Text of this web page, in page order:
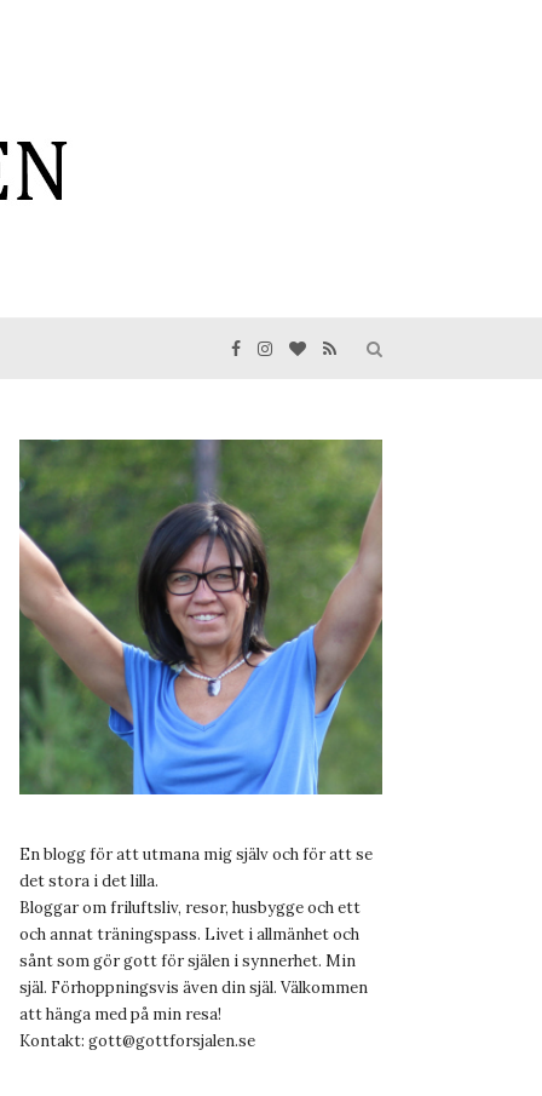
En blogg för att utmana mig själv och för att se
det stora i det lilla.
Bloggar om friluftsliv, resor, husbygge och ett
och annat träningspass. Livet i allmänhet och
sånt som gör gott för själen i synnerhet. Min
själ. Förhoppningsvis även din själ. Välkommen
att hänga med på min resa!
Kontakt: gott@gottforsjalen.se